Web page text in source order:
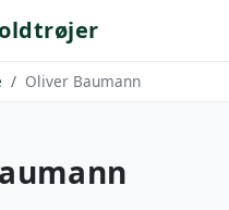
Oliver Baumann